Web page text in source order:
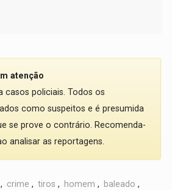
atenção
casos policiais. Todos os
como suspeitos e é presumida
se prove o contrário. Recomenda-
analisar as reportagens.
, crime , tiros , homem , baleado ,